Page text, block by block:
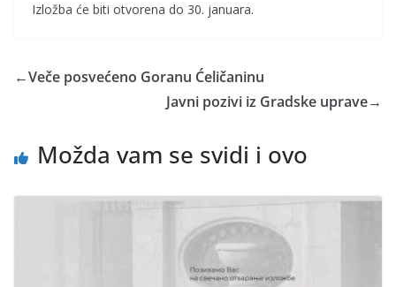
Izložba će biti otvorena do 30. januara.
←Veče posvećeno Goranu Ćeličaninu
Javni pozivi iz Gradske uprave→
Možda vam se svidi i ovo